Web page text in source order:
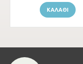
ΚΑΛΆΘΙ